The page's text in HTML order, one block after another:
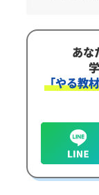
あな
「やる教